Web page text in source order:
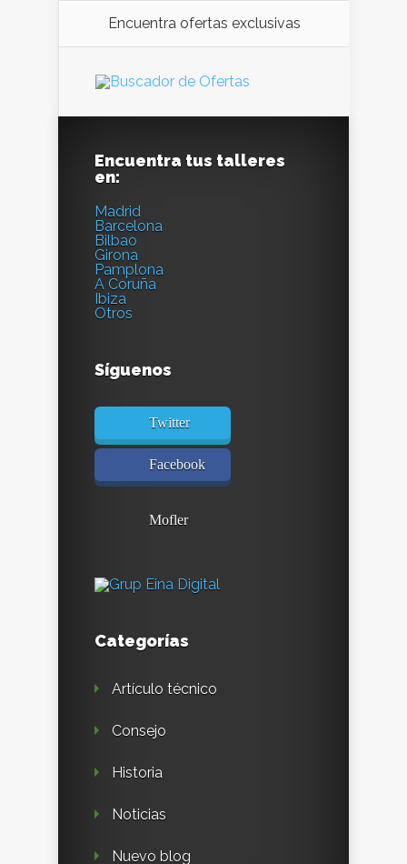
Encuentra ofertas exclusivas
Encuentra tus talleres
en:
Madrid
Barcelona
Bilbao
Girona
Pamplona
A Coruña
Ibiza
Otros
Síguenos
Twitter
Facebook
Mofler
Categorías
Artículo técnico
Consejo
Historia
Noticias
Nuevo blog